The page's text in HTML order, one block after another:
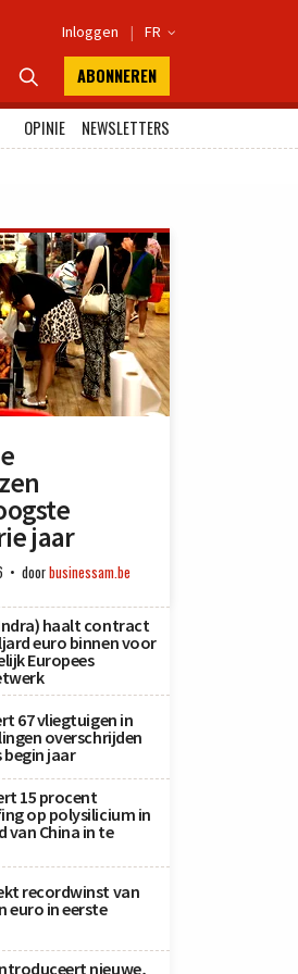
Inloggen | FR 
 ABONNEREN
OPINIE
NEWSLETTERS
jaar
doorbusinessam.be
haalt contract
euro binnen voor
Europees
67 vliegtuigen in
overschrijden
begin jaar
15 procent
op polysilicium in
van China in te
recordwinst van
euro in eerste
nieuwe,